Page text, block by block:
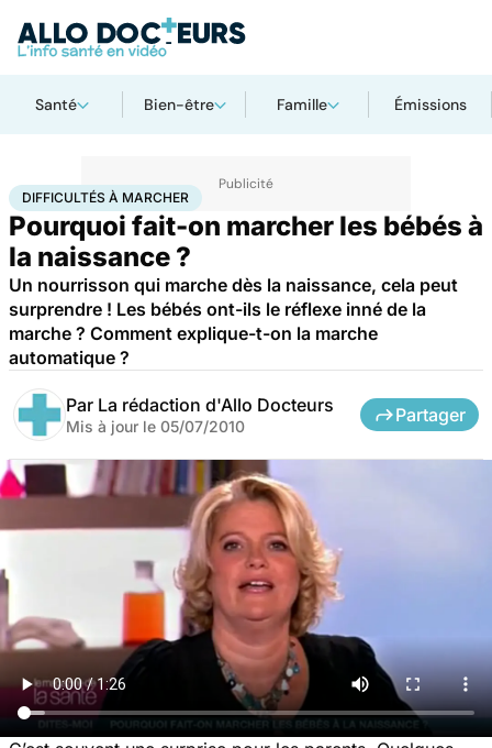
Santé Bien-être Famille Émissions
AccueilFamille EnfantDifficultés à marcher
DIFFICULTÉS À MARCHER
Pourquoi fait-on marcher les bébés à
la naissance ?
Un nourrisson qui marche dès la naissance, cela peut
surprendre ! Les bébés ont-ils le réflexe inné de la
marche ? Comment explique-t-on la marche
automatique ?
Par La rédaction d'Allo Docteurs
Mis à jour le 05/07/2010
Partager